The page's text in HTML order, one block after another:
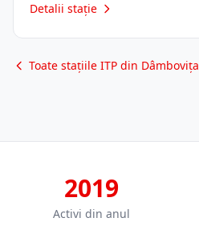
Detalii stație
Toate stațiile ITP din Dâmbovița
2019
Activi din anul